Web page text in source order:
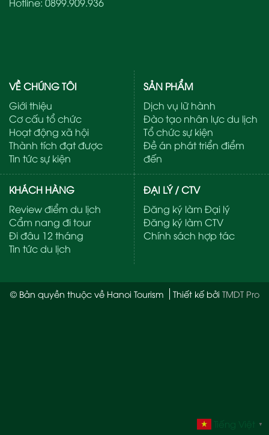
VỀ CHÚNG TÔI
Giới thiệu
Cơ cấu tổ chức
Hoạt động xã hội
Thành tích đạt được
Tin tức sự kiện
SẢN PHẨM
Dịch vụ lữ hành
Đào tạo nhân lực du lịch
Tổ chức sự kiện
Đề án phát triển điểm
đến
KHÁCH HÀNG
Review điểm du lịch
Cẩm nang đi tour
Đi đâu 12 tháng
Tin tức du lịch
ĐẠI LÝ / CTV
Đăng ký làm Đại lý
Đăng ký làm CTV
Chính sách hợp tác
© Bản quyền thuộc về Hanoi Tourism Thiết kế bởi TMDT Pro
Tiếng Việt ▼